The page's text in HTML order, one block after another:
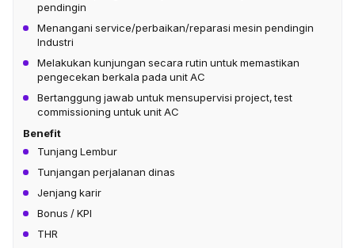
pendingin
Menangani service/perbaikan/reparasi mesin pendingin
Industri
Melakukan kunjungan secara rutin untuk memastikan
pengecekan berkala pada unit AC
Bertanggung jawab untuk mensupervisi project, test
commissioning untuk unit AC
Benefit
Tunjang Lembur
Tunjangan perjalanan dinas
Jenjang karir
Bonus / KPI
THR